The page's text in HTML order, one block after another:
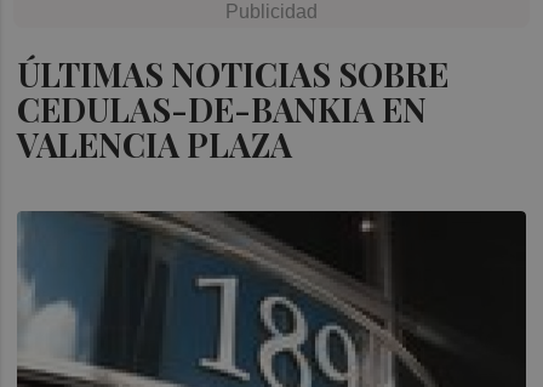
ÚLTIMAS NOTICIAS SOBRE
CEDULAS-DE-BANKIA EN
VALENCIA PLAZA